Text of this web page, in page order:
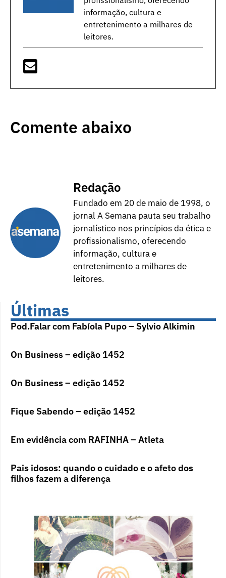
informação, cultura e
entretenimento a milhares de
leitores.
Comente abaixo
Redação
Fundado em 20 de maio de 1998, o
jornal A Semana pauta seu trabalho
jornalístico nos princípios da ética e
profissionalismo, oferecendo
informação, cultura e
entretenimento a milhares de
leitores.
Últimas
Pod.Falar com Fabíola Pupo – Sylvio Alkimin
On Business – edição 1452
On Business – edição 1452
Fique Sabendo – edição 1452
Em evidência com RAFINHA – Atleta
Pais idosos: quando o cuidado e o afeto dos
filhos fazem a diferença